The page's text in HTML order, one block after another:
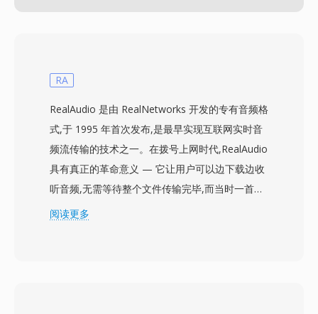
RA
RealAudio 是由 RealNetworks 开发的专有音频格
式,于 1995 年首次发布,是最早实现互联网实时音
频流传输的技术之一。在拨号上网时代,RealAudio
具有真正的革命意义 — 它让用户可以边下载边收
听音频,无需等待整个文件传输完毕,而当时一首三
分钟的歌曲可能需要 30 分钟才能下载完成。该格
阅读更多